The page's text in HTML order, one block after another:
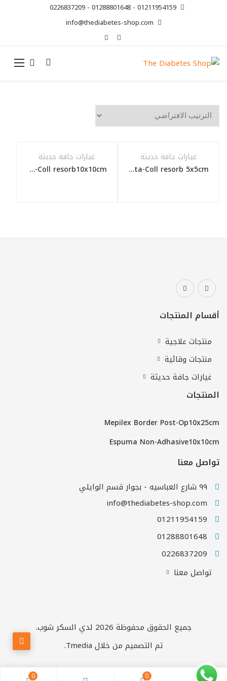
01211954159 - 01288801648 - 0226837209
info@thediabetes-shop.com
غيارات جافة حديثة
Genta-Coll resorb 5x5cm
غيارات جافة حديثة
Genta-Coll resorb10x10cm
0
0
أقسام المنتجات
منتجات علاجية
منتجات وقائية
غيارات جافة حديثة
المنتجات
Mepilex Border Post-Op10x25cm
Espuma Non-Adhasive10x10cm
تواصل معنا
٩٩ شارع العباسيه - بجوار قسم الوايلي
info@thediabetes-shop.com
01211954159
01288801648
0226837209
تواصل معنا
جميع الحقوق محفوظة 2026 لدي السكر شوب.
تم التصميم من خلال Tmedia.